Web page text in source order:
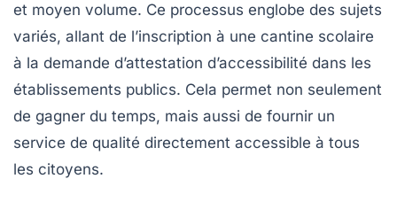
et moyen volume. Ce processus englobe des sujets
variés, allant de l’inscription à une cantine scolaire
à la demande d’attestation d’accessibilité dans les
établissements publics. Cela permet non seulement
de gagner du temps, mais aussi de fournir un
service de qualité directement accessible à tous
les citoyens.